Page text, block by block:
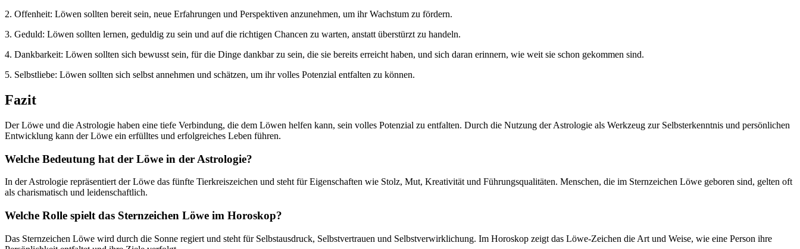
2. Offenheit: Löwen sollten bereit sein, neue Erfahrungen und Perspektiven anzunehmen, um ihr Wachstum zu fördern.
3. Geduld: Löwen sollten lernen, geduldig zu sein und auf die richtigen Chancen zu warten, anstatt überstürzt zu handeln.
4. Dankbarkeit: Löwen sollten sich bewusst sein, für die Dinge dankbar zu sein, die sie bereits erreicht haben, und sich daran erinnern, wie weit sie schon gekommen sind.
5. Selbstliebe: Löwen sollten sich selbst annehmen und schätzen, um ihr volles Potenzial entfalten zu können.
Fazit
Der Löwe und die Astrologie haben eine tiefe Verbindung, die dem Löwen helfen kann, sein volles Potenzial zu entfalten. Durch die Nutzung der Astrologie als Werkzeug zur Selbsterkenntnis und persönlichen
Entwicklung kann der Löwe ein erfülltes und erfolgreiches Leben führen.
Welche Bedeutung hat der Löwe in der Astrologie?
In der Astrologie repräsentiert der Löwe das fünfte Tierkreiszeichen und steht für Eigenschaften wie Stolz, Mut, Kreativität und Führungsqualitäten. Menschen, die im Sternzeichen Löwe geboren sind, gelten oft
als charismatisch und leidenschaftlich.
Welche Rolle spielt das Sternzeichen Löwe im Horoskop?
Das Sternzeichen Löwe wird durch die Sonne regiert und steht für Selbstausdruck, Selbstvertrauen und Selbstverwirklichung. Im Horoskop zeigt das Löwe-Zeichen die Art und Weise, wie eine Person ihre